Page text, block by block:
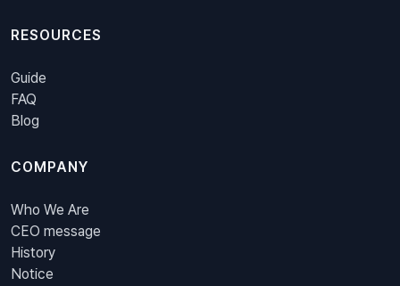
RESOURCES
Guide
FAQ
Blog
COMPANY
Who We Are
CEO message
History
Notice